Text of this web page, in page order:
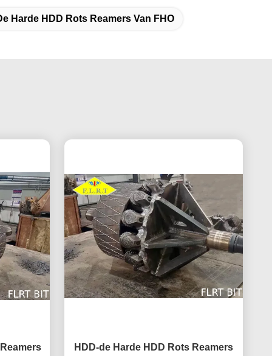
Harde HDD Rots Reamers Van FHO
HDD-de Harde HDD Rots Reamers